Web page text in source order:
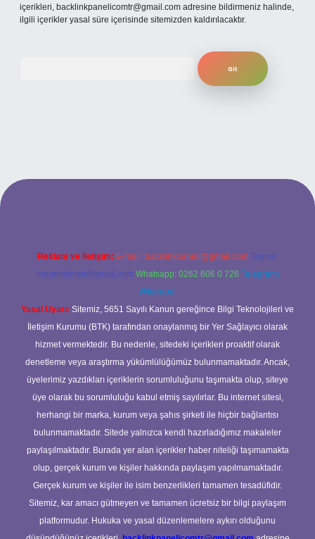
içerikleri, backlinkpanelicomtr@gmail.com adresine bildirmeniz halinde,
ilgili içerikler yasal süre içerisinde sitemizden kaldırılacaktır.
giriş
Reklam ve İletişim: E-mail: backlinkpaneli@gmail.com Teams:
forumhizmeti@gmail.com Whatsapp: 0262 606 0 726 Telegram:
@karabul
Yasal Uyarı: Sitemiz, 5651 Sayılı Kanun gereğince Bilgi Teknolojileri ve
İletişim Kurumu (BTK) tarafından onaylanmış bir Yer Sağlayıcı olarak
hizmet vermektedir. Bu nedenle, sitedeki içerikleri proaktif olarak
denetleme veya araştırma yükümlülüğümüz bulunmamaktadır. Ancak,
üyelerimiz yazdıkları içeriklerin sorumluluğunu taşımakta olup, siteye
üye olarak bu sorumluluğu kabul etmiş sayılırlar. Bu internet sitesi,
herhangi bir marka, kurum veya şahıs şirketi ile hiçbir bağlantısı
bulunmamaktadır. Sitede yalnızca kendi hazırladığımız makaleler
paylaşılmaktadır. Burada yer alan içerikler haber niteliği taşımamakta
olup, gerçek kurum ve kişiler hakkında paylaşım yapılmamaktadır.
Gerçek kurum ve kişiler ile isim benzerlikleri tamamen tesadüfidir.
Sitemiz, kar amacı gütmeyen ve tamamen ücretsiz bir bilgi paylaşım
platformudur. Hukuka ve yasal düzenlemelere aykırı olduğunu